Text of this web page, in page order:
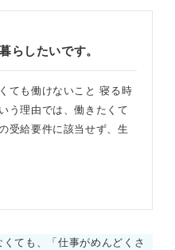
らしたいです。
ても働けないこと 寝る時
う理由では、働きたくて
受給要件に該当せず、生
ても、「仕事がめんどくさ